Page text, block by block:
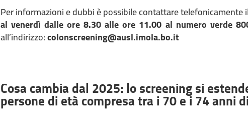
Per informazioni e dubbi è possibile contattare telefonicamente
al venerdì dalle ore 8.30 alle ore 11.00 al numero verde
all’indirizzo:colonscreening@ausl.imola.bo.it
Cosa cambia dal 2025: lo screening si
persone di età compresa tra i 70 e i 74 anni